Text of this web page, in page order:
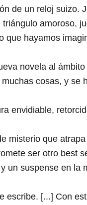
de un reloj suizo.
amoroso,
que hayamos
novela al
cosas, y se
envidiable,
misterio que
ser otro best
un suspense en la
escribe. [...] Con